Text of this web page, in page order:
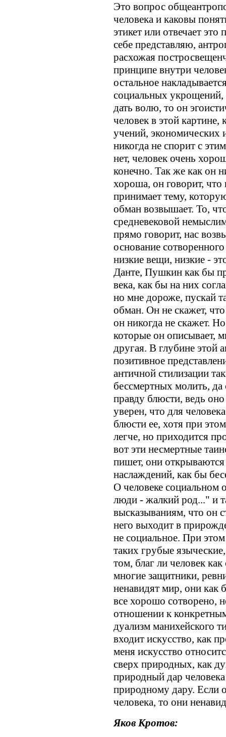
Это вопрос
человека и каковы
этикет или отвечает
себе представляю,
расхожая
принципе внутри
остальное
социальных укрощений,
дать волю, то он
человек в этой
учений,
никогда не спорит с
нет, человек очень
конечно. Так же как он
хороша, он говорит, что
принимает тему,
обман возвышает. То,
средневековой
прямо говорит, нас
основание
низкие вещи, низкие -
Данте, Пушкин как бы
века, как бы на них
но мне дороже, пускай
обман. Он не скажет,
он никогда не скажет.
которые он описывает,
другая. В глубине этой
позитивное
античной стилизации
бессмертных молить,
правду блюсти, ведь
уверен, что для
блюсти ее, хотя при
легче, но приходится
вот эти несмертные
пишет, они
наслаждений, как бы
О человеке социальном
люди - жалкий род..." и
высказываниям, что он
него выходит в
не социальное. При
таких грубые
том, благ ли человек
многие защитники,
ненавидят мир, они как
все хорошо сотворено,
отношении к
дуализм манихейского
входит искусство, как
меня искусство
сверх природных, как
природный дар
природному дару. Если
человека, то они
Яков Кротов: